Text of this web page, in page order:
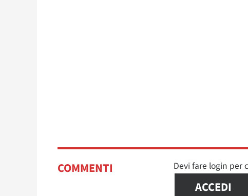
COMMENTI Devi fare login per
ACCEDI